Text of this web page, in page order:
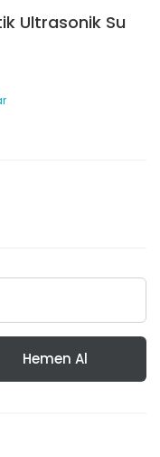
Ultrasonik Su
Hemen Al